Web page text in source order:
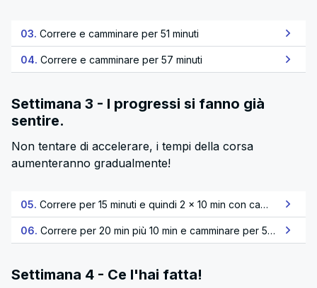
03. Correre e camminare per 51 minuti
04. Correre e camminare per 57 minuti
Settimana 3 - I progressi si fanno già
sentire.
Non tentare di accelerare, i tempi della corsa
aumenteranno gradualmente!
05. Correre per 15 minuti e quindi 2 x 10 min con camminata
06. Correre per 20 min più 10 min e camminare per 5 minuti
Settimana 4 - Ce l'hai fatta!